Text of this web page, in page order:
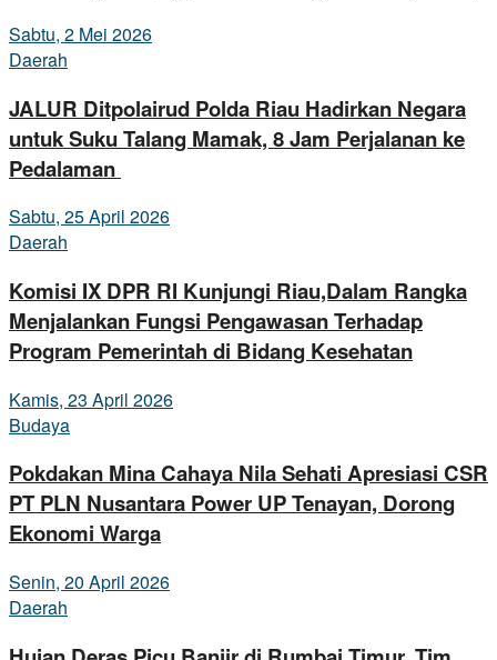
Sabtu, 2 Mei 2026
Daerah
JALUR Ditpolairud Polda Riau Hadirkan Negara
untuk Suku Talang Mamak, 8 Jam Perjalanan ke
Pedalaman
Sabtu, 25 April 2026
Daerah
Komisi IX DPR RI Kunjungi Riau,Dalam Rangka
Menjalankan Fungsi Pengawasan Terhadap
Program Pemerintah di Bidang Kesehatan
Kamis, 23 April 2026
Budaya
Pokdakan Mina Cahaya Nila Sehati Apresiasi CSR
PT PLN Nusantara Power UP Tenayan, Dorong
Ekonomi Warga
Senin, 20 April 2026
Daerah